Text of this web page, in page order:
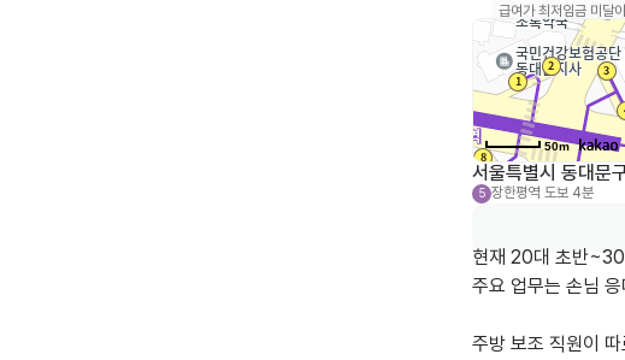
급여가 최저임금 미달
50m
서울특별시 동대문
5 장한평역 도보 4분
현재 20대 초반~30
주요 업무는 손님
주방 보조 직원이